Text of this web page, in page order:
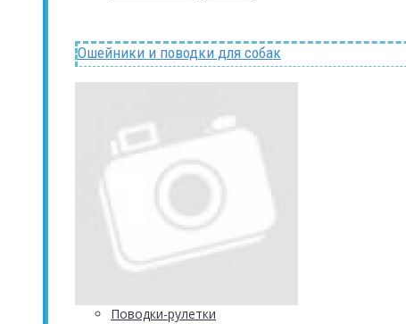
Ошейники и поводки для собак
Поводки-рулетки